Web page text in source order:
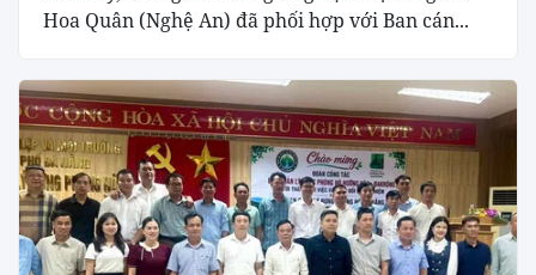
Hoa Quân (Nghệ An) đã phối hợp với Ban cán...